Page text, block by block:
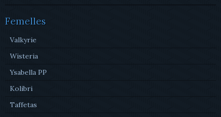
Femelles
Valkyrie
Wisteria
Ysabella PP
Kolibri
Taffetas